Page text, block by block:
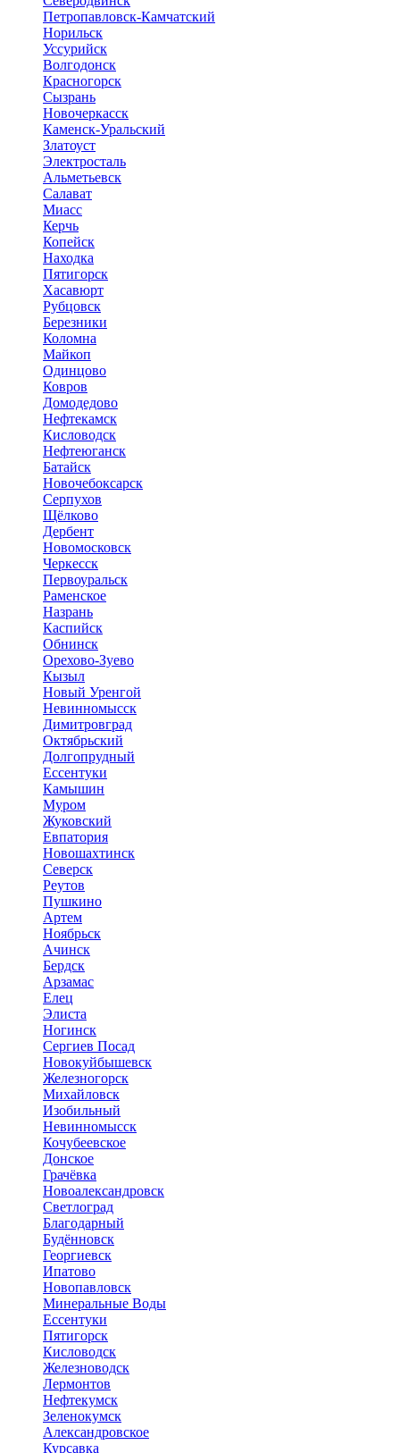
Петропавловск-Камчатский
Норильск
Уссурийск
Волгодонск
Красногорск
Сызрань
Новочеркасск
Каменск-Уральский
Златоуст
Электросталь
Альметьевск
Салават
Миасс
Керчь
Копейск
Находка
Пятигорск
Хасавюрт
Рубцовск
Березники
Коломна
Майкоп
Одинцово
Ковров
Домодедово
Нефтекамск
Кисловодск
Нефтеюганск
Батайск
Новочебоксарск
Серпухов
Щёлково
Дербент
Новомосковск
Черкесск
Первоуральск
Раменское
Назрань
Каспийск
Обнинск
Орехово-Зуево
Кызыл
Новый Уренгой
Невинномысск
Димитровград
Октябрьский
Долгопрудный
Ессентуки
Камышин
Муром
Жуковский
Евпатория
Новошахтинск
Северск
Реутов
Пушкино
Артем
Ноябрьск
Ачинск
Бердск
Арзамас
Елец
Элиста
Ногинск
Сергиев Посад
Новокуйбышевск
Железногорск
Михайловск
Изобильный
Невинномысск
Кочубеевское
Донское
Грачёвка
Новоалександровск
Светлоград
Благодарный
Будённовск
Георгиевск
Ипатово
Новопавловск
Минеральные Воды
Ессентуки
Пятигорск
Кисловодск
Железноводск
Лермонтов
Нефтекумск
Зеленокумск
Александровское
Курсавка